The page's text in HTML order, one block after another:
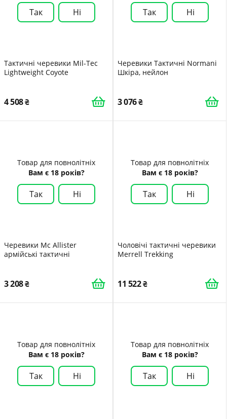
Так Ні
Тактичні черевики Mil-Tec
Lightweight Coyote
4 508
Так Ні
Черевики Тактичні Normani
Шкіра, нейлон
3 076
Товар для повнолітніх
Вам є 18 років?
Так Ні
Черевики Mc Allister
армійські тактичні
3 208
Товар для повнолітніх
Вам є 18 років?
Так Ні
Чоловічі тактичні черевики
Merrell Trekking
11 522
Товар для повнолітніх
Вам є 18 років?
Так Ні
Товар для повнолітніх
Вам є 18 років?
Так Ні